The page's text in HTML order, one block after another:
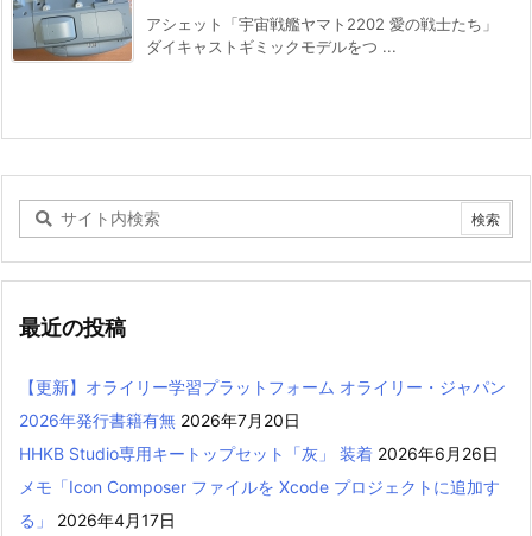
アシェット「宇宙戦艦ヤマト2202 愛の戦士たち」
ダイキャストギミックモデルをつ ...
最近の投稿
【更新】オライリー学習プラットフォーム オライリー・ジャパン
2026年発行書籍有無 2026年7月20日
HHKB Studio専用キートップセット「灰」 装着 2026年6月26日
メモ「Icon Composer ファイルを Xcode プロジェクトに追加す
る」
2026年4月17日